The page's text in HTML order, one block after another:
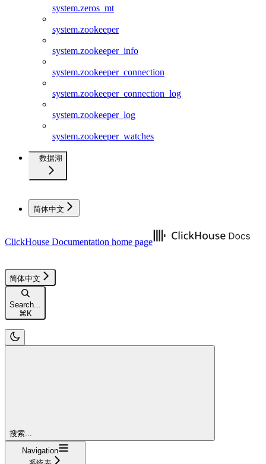
system.zeros_mt
system.zookeeper
system.zookeeper_info
system.zookeeper_connection
system.zookeeper_connection_log
system.zookeeper_log
system.zookeeper_watches
数据湖
简体中文
ClickHouse Documentation home page
简体中文
Search...
⌘K
搜索...
Navigation